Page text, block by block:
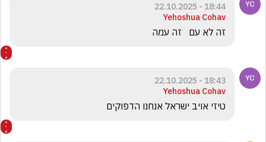
18:44 - 22.10.2025
Yehoshua Cohav
זה לא עם   זה עמה
18:43 - 22.10.2025
Yehoshua Cohav
טיזי אויב ישראל אנחנו הדפוקים